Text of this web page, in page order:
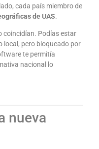
cada país miembro de
de UAS.
coincidían. Podías estar
local, pero bloqueado por
te permitía
nacional lo
nueva